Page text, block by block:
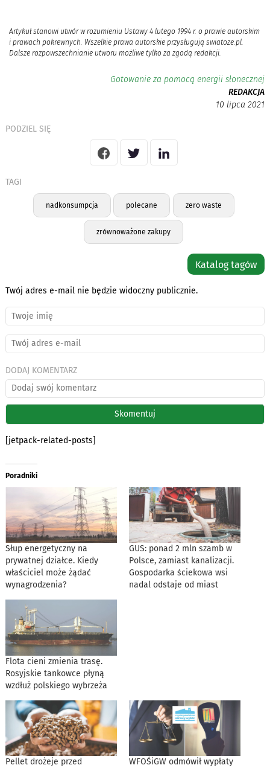
Artykuł stanowi utwór w rozumieniu Ustawy 4 lutego 1994 r. o prawie autorskim
i prawach pokrewnych. Wszelkie prawa autorskie przysługują swiatoze.pl.
Dalsze rozpowszechnianie utworu możliwe tylko za zgodą redakcji.
Gotowanie za pomocą energii słonecznej
REDAKCJA
10 lipca 2021
PODZIEL SIĘ
TAGI
nadkonsumpcja polecane zero waste
zrównoważone zakupy
Katalog tagów
Twój adres e-mail nie będzie widoczny publicznie.
DODAJ KOMENTARZ
[jetpack-related-posts]
Poradniki
Słup energetyczny na
prywatnej działce. Kiedy
właściciel może żądać
wynagrodzenia?
GUS: ponad 2 mln szamb w
Polsce, zamiast kanalizacji.
Gospodarka ściekowa wsi
nadal odstaje od miast
Flota cieni zmienia trasę.
Rosyjskie tankowce płyną
wzdłuż polskiego wybrzeża
Pellet drożeje przed
WFOŚiGW odmówił wypłaty